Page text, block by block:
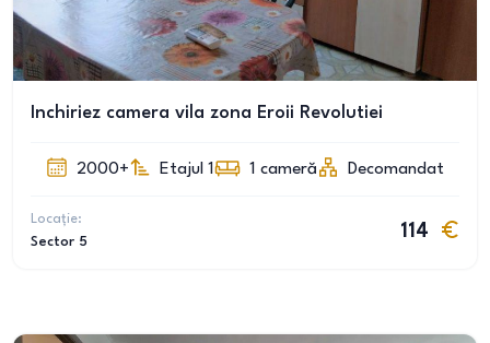
Inchiriez camera vila zona Eroii Revolutiei
2000+ Etajul 1 1 cameră Decomandat
Locație:
Sector 5
114